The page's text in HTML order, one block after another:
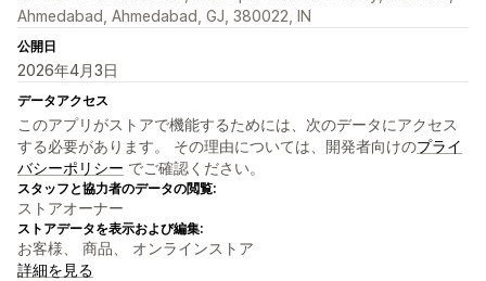
Ahmedabad, Ahmedabad, GJ, 380022, IN
公開日
2026年4月3日
データアクセス
このアプリがストアで機能するためには、次のデータにアクセス
する必要があります。 その理由については、開発者向けのプライ
バシーポリシー でご確認ください。
スタッフと協力者のデータの閲覧:
ストアオーナー
ストアデータを表示および編集:
お客様、 商品、 オンラインストア
詳細を見る